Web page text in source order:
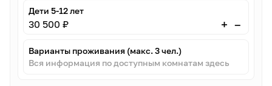
Дети 5-12 лет
30 500 ₽ + –
Варианты проживания (макс. 3 чел.)
Вся информация по доступным комнатам здесь